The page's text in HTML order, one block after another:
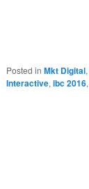
Posted in Mkt Digital,
Interactive, ibc 2016,